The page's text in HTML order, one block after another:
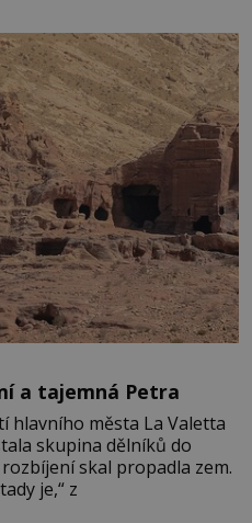
a tajemná Petra
hlavního města La Valetta
skupina dělníků do
skal propadla zem.
je,“ z